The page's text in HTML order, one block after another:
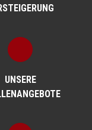
UNSERE